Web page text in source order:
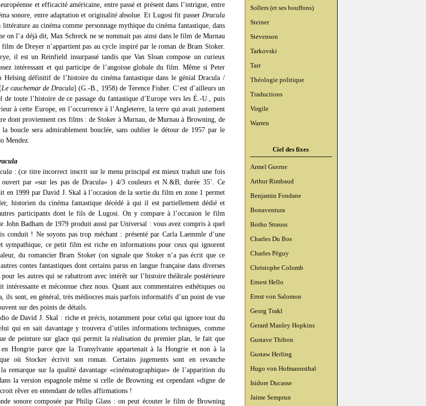
Sollers (et ses bouffons)
Steiner
Stevenson
Tarkovski
Tarr
Théologie politique
Traductions
Virgile
Warren
Ciel des fixes
Armel Guerne
Arthur Rimbaud
Benjamin Fondane
Bonaventura
Botho Strauss
Charles Du Bos
Charles Péguy
Christophe Colomb
Ernest Hello
Ernst von Salomon
Georg Trakl
Gerard Manley Hopkins
Gustave Thibon
Gustaw Herling
Hugo von Hofmannsthal
Isidore Ducasse
Jaime Semprun
et efficacité américaine, entre passé et présent dans l’intrigue, entre
sonore, entre adaptation et originalité absolue. Et Lugosi fit passer Dracula
au cinéma comme personnage mythique du cinéma fantastique, dans
on l’a déjà dit, Max Schreck ne se nommait pas ainsi dans le film de Murnau
de Dreyer n’appartient pas au cycle inspiré par le roman de Bram Stoker.
il est un Reinfield insurpassé tandis que Van Sloan compose un curieux
intéressant et qui participe de l’angoisse globale du film. Même si Peter
Helsing définitif de l’histoire du cinéma fantastique dans le génial Dracula /
[Le cauchemar de Dracula] (G.-B., 1958) de Terence Fisher. C’est d’ailleurs un
de toute l’histoire de ce passage du fantastique d’Europe vers les É.-U., puis
à cette Europe, en l’occurrence à l’Angleterre, la terre qui avait justement
dont proviennent ces films : de Stoker à Murnau, de Murnau à Browning, de
boucle sera admirablement bouclée, sans oublier le détour de 1957 par le
Mendez.
: (ce titre incorrect inscrit sur le menu principal est mieux traduit une fois
par «sur les pas de Dracula» ) 4/3 couleurs et N.&B, durée 35’. Ce
en 1999 par David J. Skal à l’occasion de la sortie du film en zone 1 permet
historien du cinéma fantastique décédé à qui il est partiellement dédié et
participants dont le fils de Lugosi. On y compare à l’occasion le film
John Badham de 1979 produit aussi par Universal : vous avez compris à quel
conduit ! Ne soyons pas trop méchant : présenté par Carla Laemmle d’une
sympathique, ce petit film est riche en informations pour ceux qui ignorent
du romancier Bram Stoker (on signale que Stoker n’a pas écrit que ce
contes fantastiques dont certains parus en langue française dans diverses
les autres qui se rabattront avec intérêt sur l’histoire théâtrale postérieure
intéressante et méconnue chez nous. Quant aux commentaires esthétiques ou
ils sont, en général, très médiocres mais parfois informatifs d’un point de vue
sur des points de détails.
de David J. Skal : riche et précis, notamment pour celui qui ignore tout du
qui en sait davantage y trouvera d’utiles informations techniques, comme
de peinture sur glace qui permit la réalisation du premier plan, le fait que
Hongrie parce que la Transylvanie appartenait à la Hongrie et non à la
où Stocker écrivit son roman. Certains jugements sont en revanche
remarque sur la qualité davantage «cinématographique» de l’apparition du
la version espagnole même si celle de Browning est cependant «digne de
rêver en entendant de telles affirmations !
sonore composée par Philip Glass : on peut écouter le film de Browning